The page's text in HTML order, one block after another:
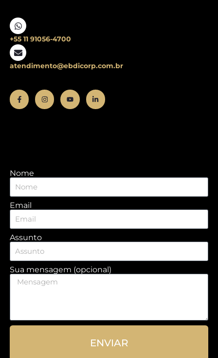
+55 11 91056-4700
atendimento@ebdicorp.com.br
Nome
Email
Assunto
Sua mensagem (opcional)
ENVIAR